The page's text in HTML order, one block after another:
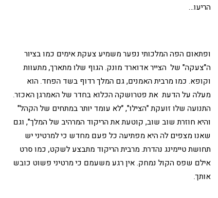
הריעו…
ופתאום הפה המלכותי נפער משמיע צעקת אימים כמו בציור
ה"צעקה" של הצייר אדוארד מונק. הגוף שלו מתארך, מתעוות
וקופא. כמו מרבית האמנים, גם המלך רדוף בשד הפחד. הוא
מעלה על הדעת את פטרושקה הכלוא בחדר של האמרגן האכזר.
התנועה שלו זועקת "הצילו", "לא עומד יותר במתחים של הקהל"
והיא חוזרת שוב שוב, קוטעת את הריקוד המרהיב של המלך", וגם
שאנו מצפים לה היא מפתיעה כל פעם מחדש כי למרטיני יש
תחושת טיימינג נהדרת. מרבית הריקוד מתבצע לשקט, כמו סרט
אילם שפס הקול נמחק. אין רגע משעמם כי מרטיני פשוט כובש
אותך.